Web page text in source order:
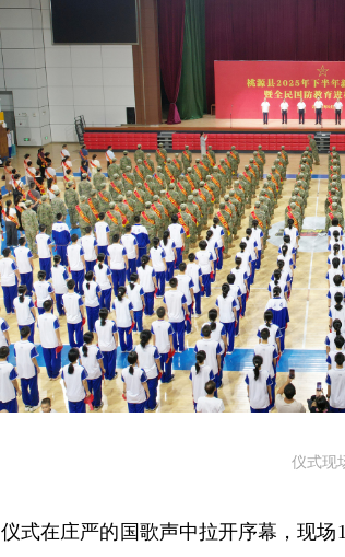
仪式现
仪式在庄严的国歌声中拉开序幕，现